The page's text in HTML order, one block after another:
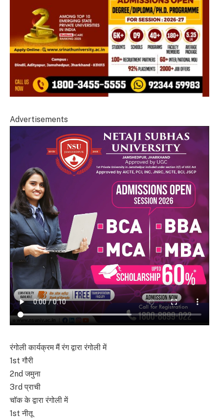
Advertisements
रंगोली कार्यक्रम मैं रंग द्वारा रंगोली में
1st गौरी
2nd जमुना
3rd प्राची
चॉक के द्वारा रंगोली में
1st नीतू